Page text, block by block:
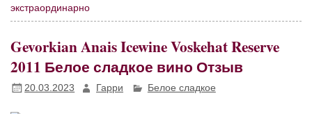
экстраординарно
Gevorkian Anais Icewine Voskehat Reserve
2011 Белое сладкое вино Отзыв
20.03.2023 Гарри Белое сладкое